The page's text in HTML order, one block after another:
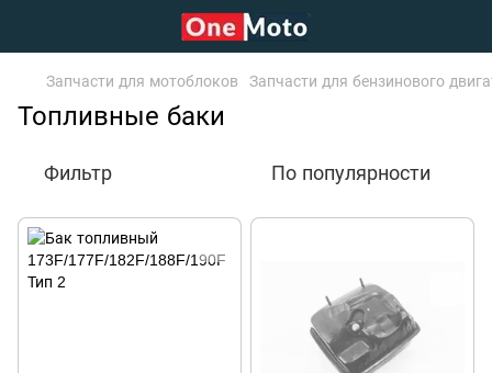
Запчасти для мотоблоков Запчасти для бензинового
Топливные баки
Фильтр По популярности